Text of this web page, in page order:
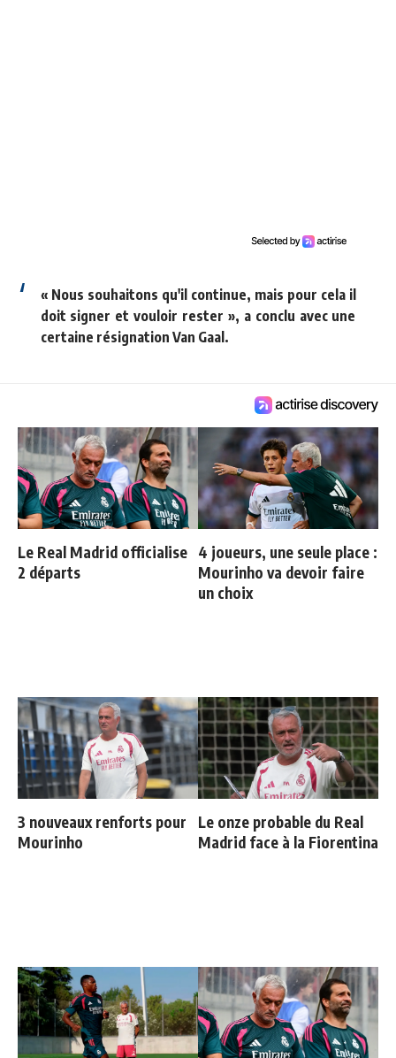
« Nous souhaitons qu'il continue, mais pour cela il
doit signer et vouloir rester », a conclu avec une
certaine résignation Van Gaal.
Le Real Madrid officialise
2 départs
4 joueurs, une seule place :
Mourinho va devoir faire
un choix
3 nouveaux renforts pour
Mourinho
Le onze probable du Real
Madrid face à la Fiorentina